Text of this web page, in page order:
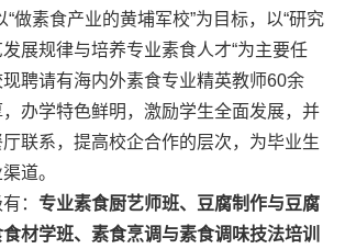
“做素食产业的黄埔军校”为目标，以“研究
展规律与培养专业素食人才“为主要任
聘请有海内外素食专业精英教师60余
办学特色鲜明，激励学生全面发展，并
联系，提高校企合作的层次，为毕业生
道。
： 专业素食厨艺师班、豆腐制作与豆腐
材学班、素食烹调与素食调味技法培训